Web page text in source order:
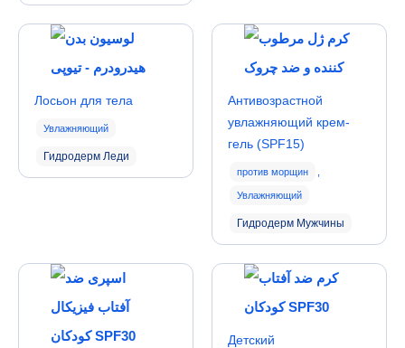
Лосьон для тела
Увлажняющий
Гидродерм Леди
Антивозрастной
увлажняющий крем-
гель (SPF15)
против морщин
Увлажняющий
Гидродерм Мужчины
Детский